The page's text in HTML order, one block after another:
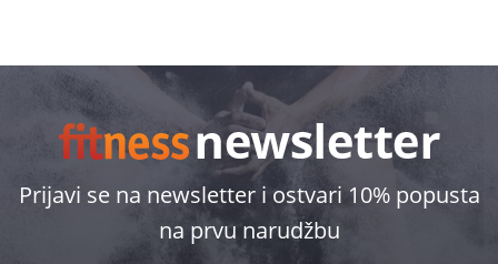
Prijavi se na newsletter i ostvari 10% popusta
na prvu narudžbu